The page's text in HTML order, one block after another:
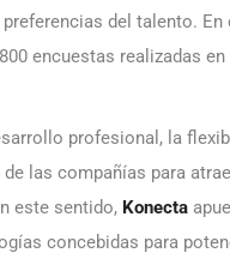
del talento. En
encuestas realizadas en
profesional, la
las compañías para
este sentido, Konecta
concebidas para